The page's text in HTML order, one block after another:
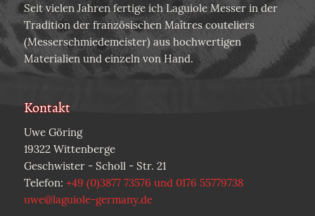
Seit vielen Jahren fertige ich Laguiole Messer in der
Tradition der französischen Maîtres couteliers
(Messerschmiedemeister) aus hochwertigen
Materialien und einzeln von Hand.
Kontakt
Uwe Göring
19322 Wittenberge
Geschwister - Scholl - Str. 21
Telefon: +49 (0)3877 73576 und 0176 55779738
uwe@laguiole-germany.de